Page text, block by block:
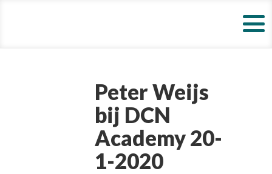
Peter Weijs
bij DCN
Academy 20-
1-2020